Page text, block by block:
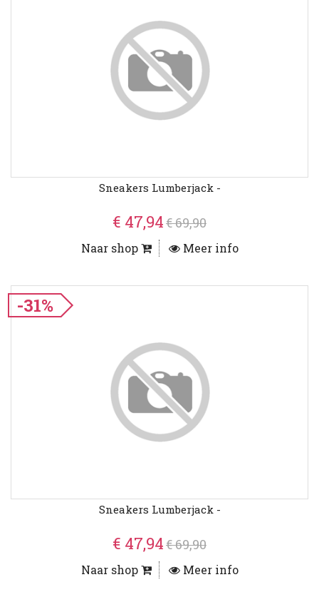
Sneakers Lumberjack -
€ 47,94€ 69,90
Naar shop Meer info
-31%
Sneakers Lumberjack -
€ 47,94€ 69,90
Naar shop Meer info